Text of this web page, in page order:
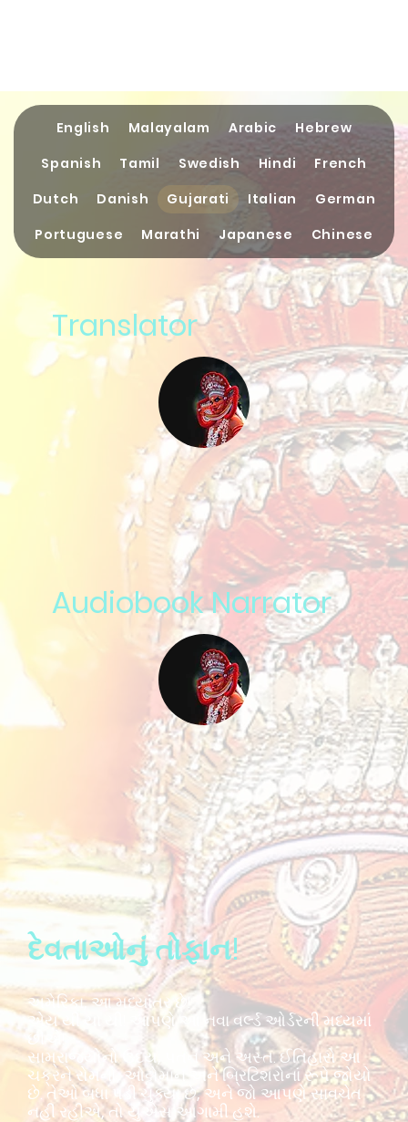
English Malayalam Arabic
Hebrew
Spanish
Tamil Swedish Hindi
French
Dutch
Danish Gujarati Italian
German
Portuguese
Marathi Japanese Chinese
Translator
Audiobook Narrator
દેવતાઓનું તોફાન!
અમેરિકા, આ મધ્યાંતર છે!
એય યી યા યી! આપણે આ નવા વર્લ્ડ ઓર્ડરની મધ્યમાં
છીએ!
સામ્રાજ્યોનો ઉદય, પતન અને અસ્ત. ઈતિહાસે આ
ચક્રને રોમનો, ઓટ્ટોમાન અને બ્રિટિશરોનાં રૂપે જોયો
છે. તેઓ બધા પડી ચુક્યા છે, અને જો આપણે સાવચેત
નહીં રહીએ, તો યુએસ આગામી હશે.